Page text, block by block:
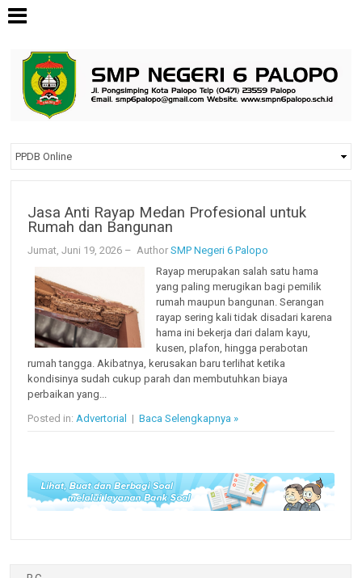
Jasa Anti Rayap Medan Profesional untuk
Rumah dan Bangunan
Jumat, Juni 19, 2026 – AuthorSMP Negeri 6 Palopo
Rayap merupakan salah satu hama
yang paling merugikan bagi pemilik
rumah maupun bangunan. Serangan
rayap sering kali tidak disadari karena
hama ini bekerja dari dalam kayu,
kusen, plafon, hingga perabotan
rumah tangga. Akibatnya, kerusakan baru terlihat ketika
kondisinya sudah cukup parah dan membutuhkan biaya
perbaikan yang...
Posted in: Advertorial |Baca Selengkapnya »